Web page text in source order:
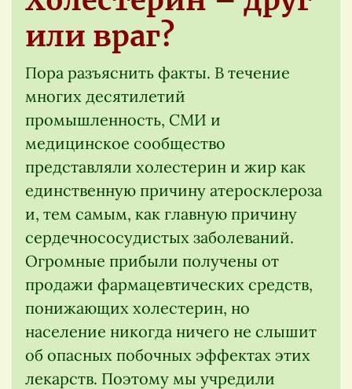
или враг?
Пора разъяснить факты. В течение
многих десятилетий
промышленность, СМИ и
медицинское сообщество
представляли холестерин и жир как
единственную причину атеросклероза
и, тем самым, как главную причину
сердечнососудистых заболеваний.
Огромные прибыли получены от
продажи фармацевтических средств,
понижающих холестерин, но
население никогда ничего не слышит
об опасных побочных эффектах этих
лекарств. Поэтому мы учредили